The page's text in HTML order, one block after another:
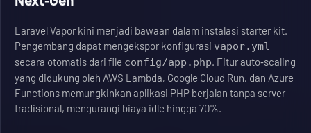
Laravel Vapor kini menjadi bawaan dalam instalasi starter kit.
Pengembang dapat mengekspor konfigurasi vapor.yml
secara otomatis dari file config/app.php. Fitur auto‑scaling
yang didukung oleh AWS Lambda, Google Cloud Run, dan Azure
Functions memungkinkan aplikasi PHP berjalan tanpa server
tradisional, mengurangi biaya idle hingga 70%.